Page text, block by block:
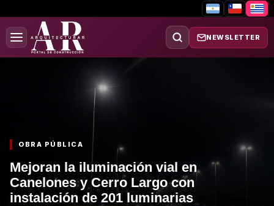
NEWSLETTER
OBRA PÚBLICA
Mejoran la iluminación vial en
Canelones y Cerro Largo con
instalación de 201 luminarias